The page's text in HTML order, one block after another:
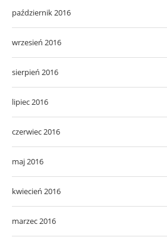
październik 2016
wrzesień 2016
sierpień 2016
lipiec 2016
czerwiec 2016
maj 2016
kwiecień 2016
marzec 2016